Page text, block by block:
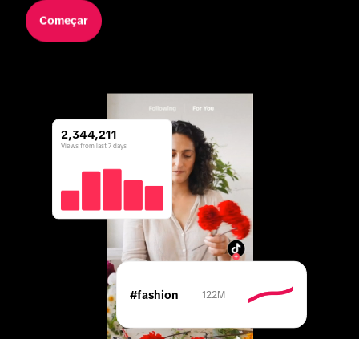
Começar
2,344,211
Views from last 7 days
#fashion 122M